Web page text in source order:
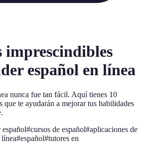
imprescindibles
español en línea
nunca fue tan fácil. Aquí tienes 10
que te ayudarán a mejorar tus habilidades
español#cursos de español#aplicaciones de
#español#tutores en